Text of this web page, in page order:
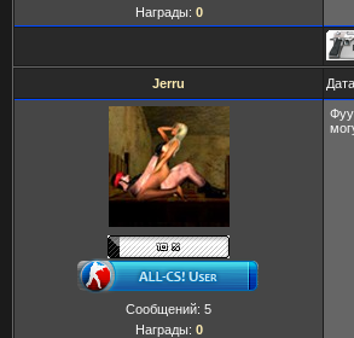
Награды: 0
Jerru
Сообщений: 5
Награды: 0